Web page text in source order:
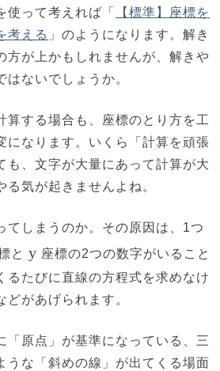
使って考えれば「
【標準】座標を
考える 」のようになります。解き
方が上かもしれませんが、解きや
ないでしょうか。
算する場合も、座標のとり方を工
になります。いくら「計算を頑張
も、文字が大量にあって計算が大
気が起きませんよね。
てしまうのか。その原因は、1つ
と y 座標の2つの数字がいること
るたびに直線の方程式を求めなけ
があげられます。
「原点」が基準になっている、三
うな「斜めの線」が出てくる場面